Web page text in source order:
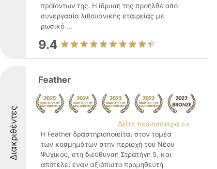
προϊόντων της. Η ίδρυσή της προήλθε από
συνεργασία λιθουανικής εταιρείας με
ρωσικό ...
9.4
Διακριθέντες
Feather
Δείτε περισσότερα >>
Η Feather δραστηριοποιείται στον τομέα
των κοσμημάτων στην περιοχή του Νέου
Ψυχικού, στη διεύθυνση Στρατήγη 5, και
αποτελεί έναν αξιόπιστο προμηθευτή